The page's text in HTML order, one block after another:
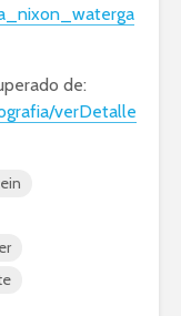
de:
verDetalle